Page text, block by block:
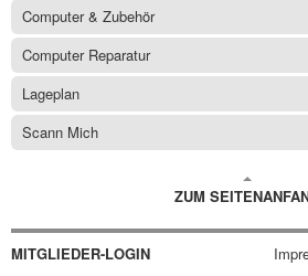
Computer & Zubehör
Computer Reparatur
Lageplan
Scann Mich
ZUM
MITGLIEDER-LOGIN